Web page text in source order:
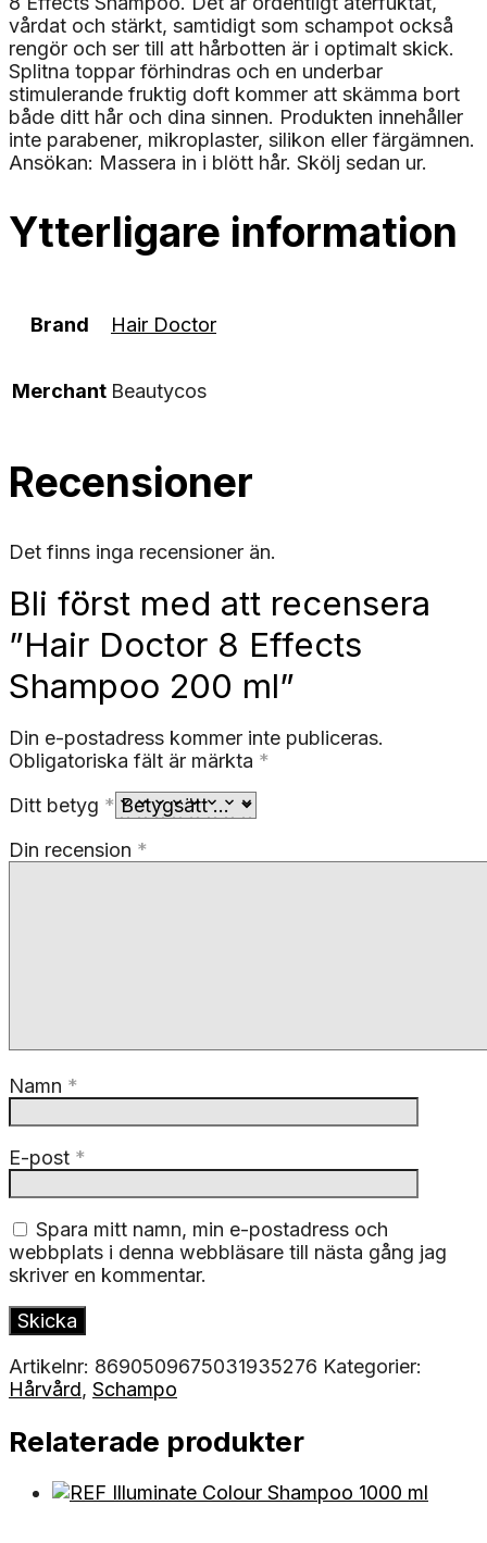
vårdat och stärkt, samtidigt som schampot också
rengör och ser till att hårbotten är i optimalt skick.
Splitna toppar förhindras och en underbar
stimulerande fruktig doft kommer att skämma bort
både ditt hår och dina sinnen. Produkten innehåller
inte parabener, mikroplaster, silikon eller färgämnen.
Ansökan: Massera in i blött hår. Skölj sedan ur.
Ytterligare information
Brand Hair Doctor
Merchant Beautycos
Recensioner
Det finns inga recensioner än.
Bli först med att recensera
”Hair Doctor 8 Effects
Shampoo 200 ml”
Din e-postadress kommer inte publiceras.
Obligatoriska fält är märkta *
Ditt betyg *
Din recension *
Namn *
E-post *
Spara mitt namn, min e-postadress och
webbplats i denna webbläsare till nästa gång jag
skriver en kommentar.
Artikelnr: 8690509675031935276 Kategorier:
Hårvård, Schampo
Relaterade produkter